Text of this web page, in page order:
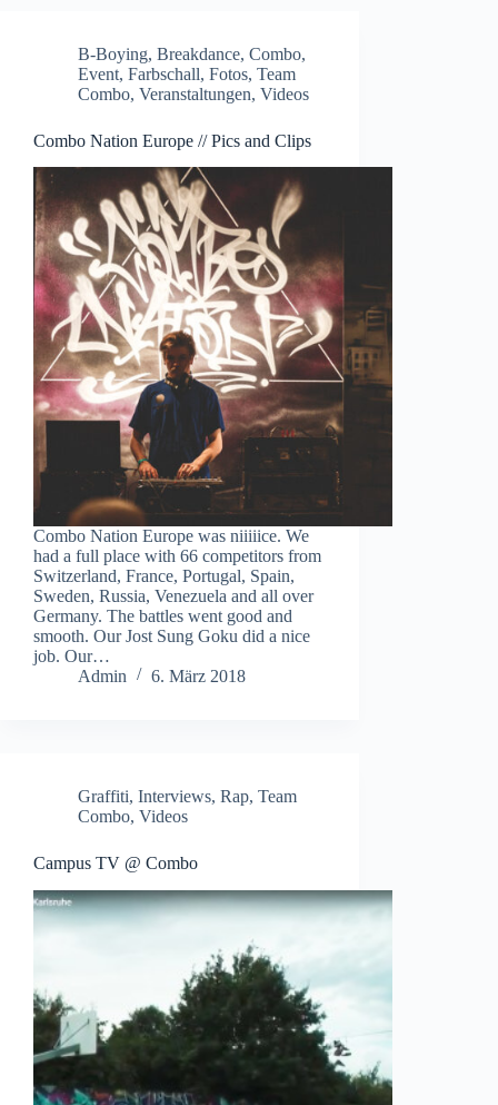
B-Boying, Breakdance, Combo,
Event, Farbschall, Fotos, Team
Combo, Veranstaltungen, Videos
Combo Nation Europe // Pics and Clips
Combo Nation Europe was niiiiice. We
had a full place with 66 competitors from
Switzerland, France, Portugal, Spain,
Sweden, Russia, Venezuela and all over
Germany. The battles went good and
smooth. Our Jost Sung Goku did a nice
job. Our…
Admin
6. März 2018
Graffiti, Interviews, Rap, Team
Combo, Videos
Campus TV @ Combo